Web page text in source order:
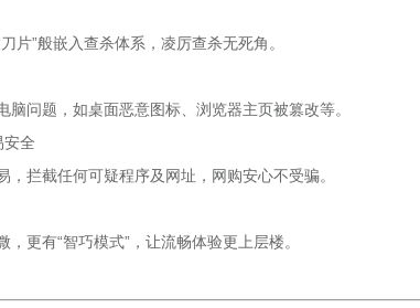
”般嵌入查杀体系，凌厉查杀无死角。
问题，如桌面恶意图标、浏览器主页被篡改等。
全
拦截任何可疑程序及网址，网购安心不受骗。
更有“智巧模式”，让流畅体验更上层楼。